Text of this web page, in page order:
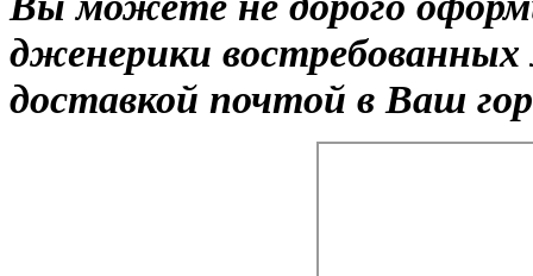
дженерики востребованных
доставкой почтой в Ваш